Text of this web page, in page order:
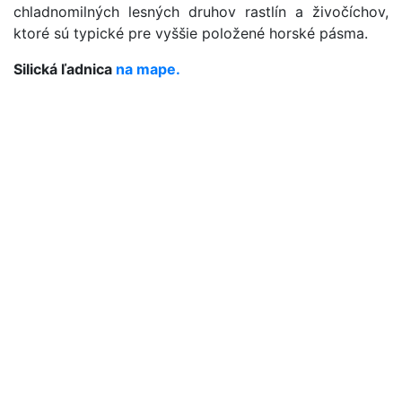
chladnomilných lesných druhov rastlín a živočíchov,
ktoré sú typické pre vyššie položené horské pásma.
Silická ľadnica na mape.